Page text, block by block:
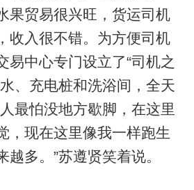
果贸易很兴旺，货运司机
收入很不错。为方便司机
易中心专门设立了“司机之
、充电桩和洗浴间，全天
最怕没地方歇脚，在这里
，现在这里像我一样跑生
多。”苏遵贤笑着说。